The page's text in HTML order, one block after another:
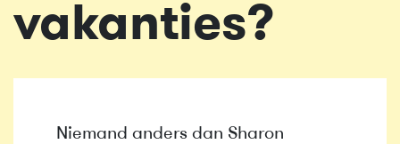
vakanties?
Niemand anders dan Sharon